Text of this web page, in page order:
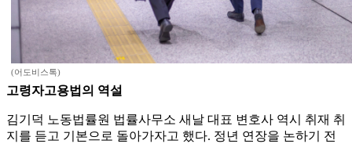
(어도비스톡)
고령자고용법의 역설
김기덕 노동법률원 법률사무소 새날 대표 변호사 역시 취재 취
지를 듣고 기본으로 돌아가자고 했다. 정년 연장을 논하기 전